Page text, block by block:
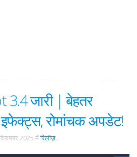
जारी | बेहतर
इफेक्ट्स, रोमांचक अपडेट!
2025 मेंरिलीज़.